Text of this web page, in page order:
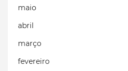
maio
abril
março
fevereiro